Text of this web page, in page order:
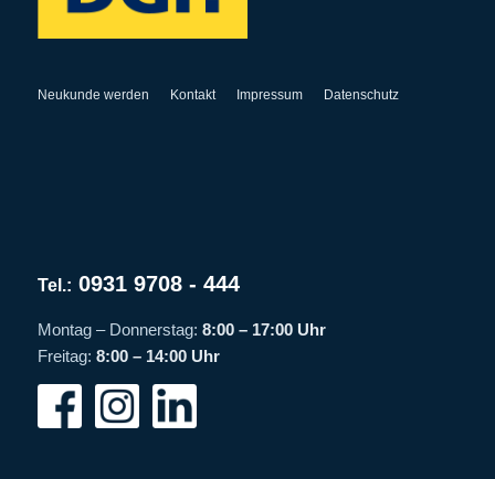
Neukunde werden Kontakt Impressum Datenschutz
Tel.: 0931 9708 - 444
Montag – Donnerstag: 8:00 – 17:00 Uhr
Freitag: 8:00 – 14:00 Uhr